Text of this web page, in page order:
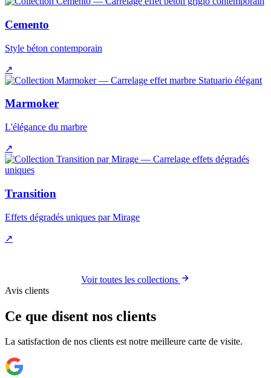
Cemento
Style béton contemporain
↗
Marmoker
L'élégance du marbre
↗
Transition
Effets dégradés uniques par Mirage
↗
Voir toutes les collections
Avis clients
Ce que disent nos clients
La satisfaction de nos clients est notre meilleure carte de visite.